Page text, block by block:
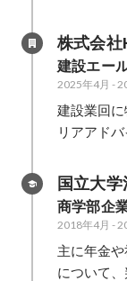
株式会社
建設エー
2025年4月 -
建設業回
リアアド
国立大
商学部企
2018年4月 -
主に年金
について